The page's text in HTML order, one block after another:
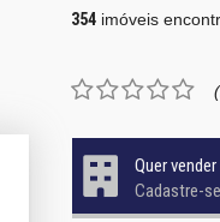
354imóveis
Quer
Cadastre-